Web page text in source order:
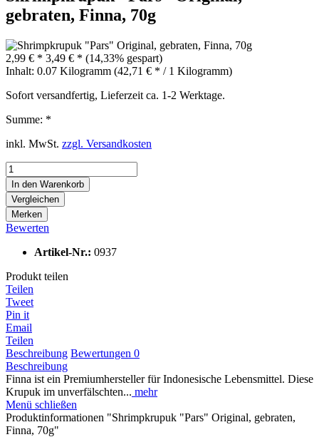
gebraten, Finna, 70g
2,99 € * 3,49 € * (14,33% gespart)
Inhalt: 0.07 Kilogramm (42,71 € * / 1 Kilogramm)
Sofort versandfertig, Lieferzeit ca. 1-2 Werktage.
Summe: *
inkl. MwSt. zzgl. Versandkosten
In den Warenkorb
Vergleichen
Merken
Bewerten
Artikel-Nr.: 0937
Produkt teilen
Teilen
Tweet
Pin it
Email
Teilen
Beschreibung Bewertungen 0
Beschreibung
Finna ist ein Premiumhersteller für Indonesische Lebensmittel. Diese
Krupuk im unverfälschten... mehr
Menü schließen
Produktinformationen "Shrimpkrupuk "Pars" Original, gebraten,
Finna, 70g"